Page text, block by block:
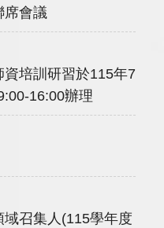
席會議
培訓研習於115年7
16:00辦理
召集人(115學年度